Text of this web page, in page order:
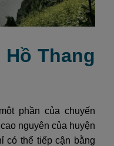
Thang
phần của chuyến
nguyên của huyện
có thể tiếp cận bằng